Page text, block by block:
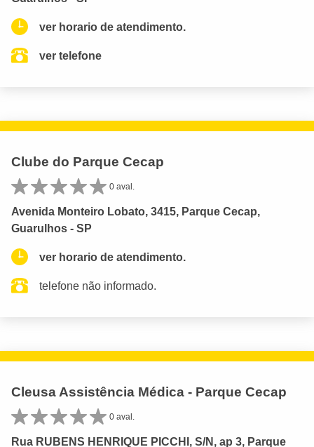
ver horario de atendimento.
ver telefone
Clube do Parque Cecap
0 aval.
Avenida Monteiro Lobato, 3415, Parque Cecap,
Guarulhos - SP
ver horario de atendimento.
telefone não informado.
Cleusa Assistência Médica - Parque Cecap
0 aval.
Rua RUBENS HENRIQUE PICCHI, S/N, ap 3, Parque